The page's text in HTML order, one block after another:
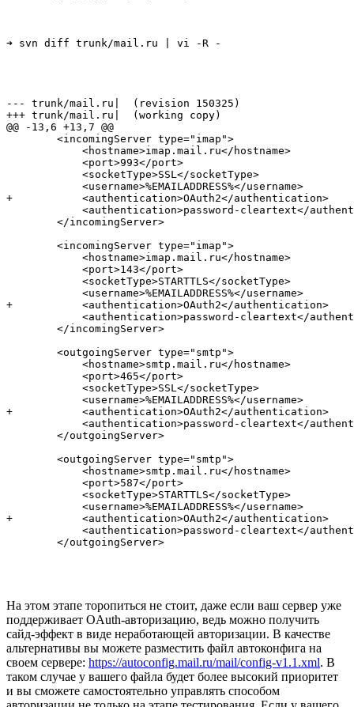
➜ svn diff trunk/mail.ru | vi -R -
--- trunk/mail.ru|  (revision 150325)
+++ trunk/mail.ru|  (working copy)
@@ -13,6 +13,7 @@
        <incomingServer type="imap">
            <hostname>imap.mail.ru</hostname>
            <port>993</port>
            <socketType>SSL</socketType>
            <username>%EMAILADDRESS%</username>
+           <authentication>OAuth2</authentication>
<authentication>password-cleartext</
        </incomingServer>
        <incomingServer type="imap">
            <hostname>imap.mail.ru</hostname>
            <port>143</port>
            <socketType>STARTTLS</socketType>
            <username>%EMAILADDRESS%</username>
+           <authentication>OAuth2</authentication>
<authentication>password-cleartext</
        </incomingServer>
        <outgoingServer type="smtp">
            <hostname>smtp.mail.ru</hostname>
            <port>465</port>
            <socketType>SSL</socketType>
            <username>%EMAILADDRESS%</username>
+           <authentication>OAuth2</authentication>
<authentication>password-cleartext</
        </outgoingServer>
        <outgoingServer type="smtp">
            <hostname>smtp.mail.ru</hostname>
            <port>587</port>
            <socketType>STARTTLS</socketType>
            <username>%EMAILADDRESS%</username>
+           <authentication>OAuth2</authentication>
<authentication>password-cleartext</
        </outgoingServer>
На этом этапе торопиться не стоит, даже если ваш сервер уже
поддерживает OAuth-авторизацию, ведь можно получить
сайд-эффект в виде неработающей авторизации. В качестве
альтернативы вы можете разместить файл автоконфига на
своем сервере: https://autoconfig.mail.ru/mail/config-v1.1.xml. В
таком случае у вашего файла будет более высокий приоритет
и вы сможете самостоятельно управлять способом